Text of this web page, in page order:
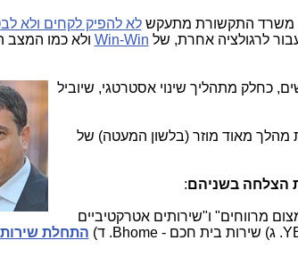
משרד התקשורת מתעקשלא להפיק לקחים ולא
לרגולציה אחרת, של Win-Win ולא כמו המצב
כחלק מתהליך שינוי אסטרטגי, שיוביל
מהלך מאוד מוזר (בלשון המעטה) של
הצלחה בשניהם:
מרווחים" ו"שירותים אטרקטיביים
התחלת